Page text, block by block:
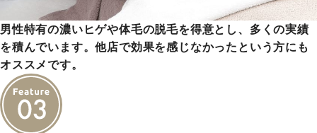
男性特有の濃いヒゲや体毛の脱毛を得意とし、多くの実績
を積んでいます。他店で効果を感じなかったという方にも
オススメです。